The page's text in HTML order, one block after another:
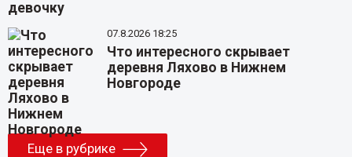
07.8.2026 18:25
Что интересного скрывает
деревня Ляхово в Нижнем
Новгороде
Еще в рубрике